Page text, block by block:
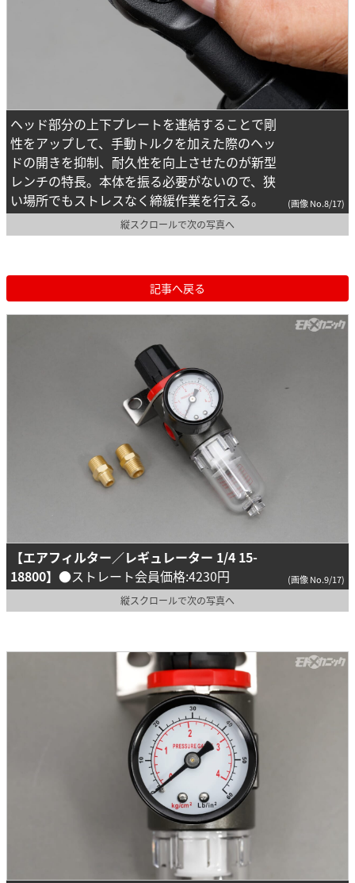
ヘッド部分の上下プレートを連結することで剛
性をアップして、手動トルクを加えた際のヘッ
ドの開きを抑制、耐久性を向上させたのが新型
レンチの特長。本体を振る必要がないので、狭
い場所でもストレスなく締緩作業を行える。
(画像 No.8/17)
縦スクロールで次の写真へ
記事へ戻る
【エアフィルター／レギュレーター 1/4 15-
18800】 ●ストレート会員価格:4230円 (画像 No.9/17)
縦スクロールで次の写真へ